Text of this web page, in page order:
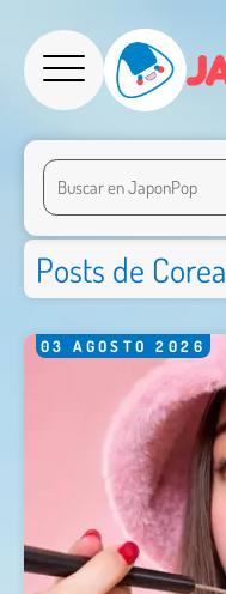
Posts de Corea
03 AGOSTO 2026